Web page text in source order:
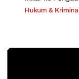
Hukum &